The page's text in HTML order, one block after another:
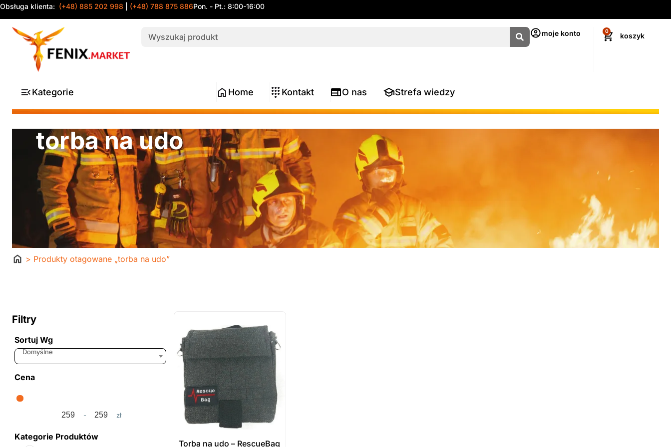
Obsługa klienta: (+48) 885 202 998 (+48) 788 875 886Pon. - Pt.: 8:00-16:00
moje konto 0
Kategorie Home Kontakt O nas Strefa wiedzy
torba na udo
Strona> Produkty otagowane „torba na udo”
Filtry
Sortuj Wg
Sort Products
Domyślne
Cena
Minimum Price
- Maximum Price
zł
Kategorie Produktów
Torba na udo – RescueBag